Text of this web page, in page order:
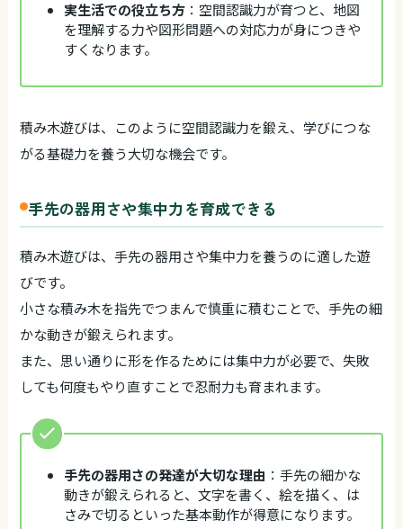
実生活での役立ち方：空間認識力が育つと、地図
を理解する力や図形問題への対応力が身につきや
すくなります。
積み木遊びは、このように空間認識力を鍛え、学びにつな
がる基礎力を養う大切な機会です。
手先の器用さや集中力を育成できる
積み木遊びは、手先の器用さや集中力を養うのに適した遊
びです。
小さな積み木を指先でつまんで慎重に積むことで、手先の細
かな動きが鍛えられます。
また、思い通りに形を作るためには集中力が必要で、失敗
しても何度もやり直すことで忍耐力も育まれます。
手先の器用さの発達が大切な理由 ：手先の細かな
動きが鍛えられると、文字を書く、絵を描く、は
さみで切るといった基本動作が得意になります。